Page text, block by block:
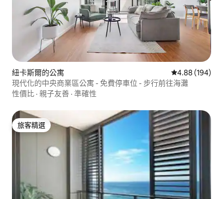
紐卡斯爾的公寓 從 194 則評價
4.88 (194)
現代化的中央商業區公寓 - 免費停車位 - 步行前往海灘
性價比 · 親子友善 · 準確性
旅客精選
旅客精選